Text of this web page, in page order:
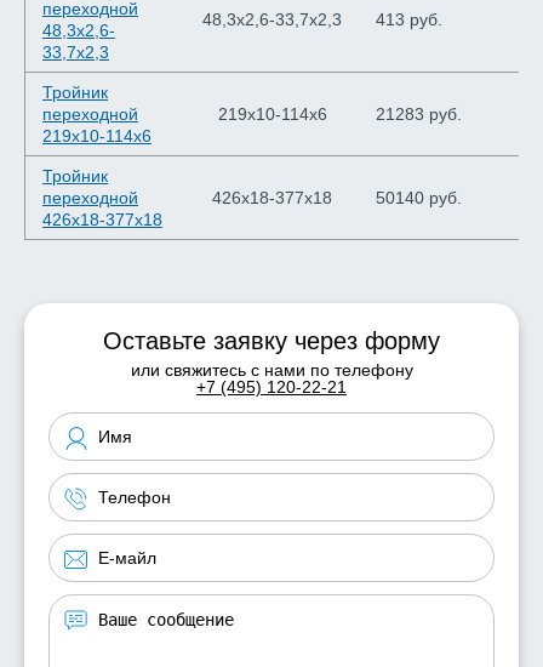
переходной
48,3х2,6-
33,7х2,3
48,3х2,6-33,7х2,3 413 руб.
Тройник
переходной
219х10-114х6
219х10-114х6 21283 руб.
Тройник
переходной
426х18-377х18
426х18-377х18 50140 руб.
Оставьте заявку через форму
или свяжитесь с нами по телефону
+7 (495) 120-22-21